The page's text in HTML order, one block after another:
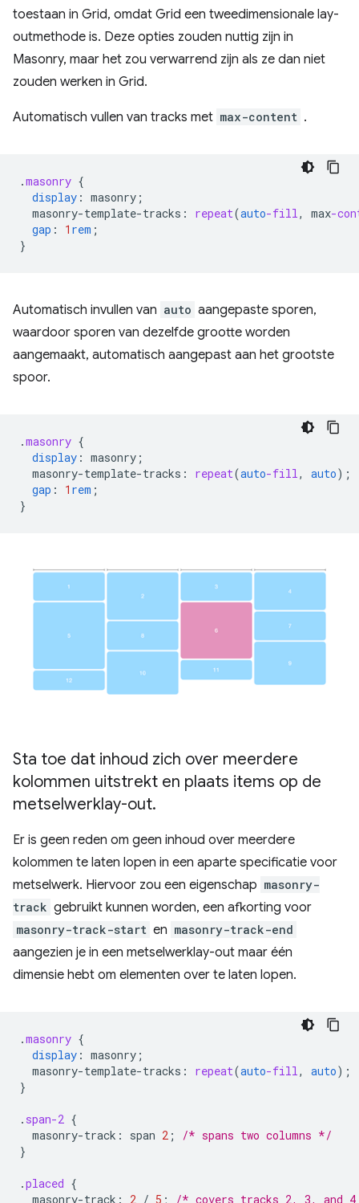
toestaan ​​in Grid, omdat Grid een tweedimensionale lay-
outmethode is. Deze opties zouden nuttig zijn in
Masonry, maar het zou verwarrend zijn als ze dan niet
zouden werken in Grid.
Automatisch vullen van tracks met max-content .
.masonry {
display : masonry ;
masonry-template-tracks : repeat(auto-fill, max-
gap : 1 rem ;
}
Automatisch invullen van auto aangepaste sporen,
waardoor sporen van dezelfde grootte worden
aangemaakt, automatisch aangepast aan het grootste
spoor.
.masonry {
display : masonry ;
masonry-template-tracks : repeat(auto-fill, auto);
gap : 1 rem ;
}
Sta toe dat inhoud zich over meerdere
kolommen uitstrekt en plaats items op de
metselwerklay-out.
Er is geen reden om geen inhoud over meerdere
kolommen te laten lopen in een aparte specificatie voor
metselwerk. Hiervoor zou een eigenschap masonry-
track gebruikt kunnen worden, een afkorting voor
masonry-track-start en masonry-track-end
aangezien je in een metselwerklay-out maar één
dimensie hebt om elementen over te laten lopen.
.masonry {
display : masonry ;
masonry-template-tracks : repeat(auto-fill, auto);
}
. span-2 {
masonry-track : span 2 ;
/* spans two columns */
}
.placed {
masonry-track : 2 / 5 ;
/* covers tracks 2, 3, and